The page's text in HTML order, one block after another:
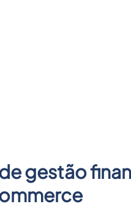
gestão